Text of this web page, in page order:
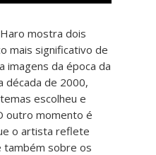
mostra dois
mais significativo de
imagens da época da
década de 2000,
escolheu e
outro momento é
o artista reflete
também sobre os